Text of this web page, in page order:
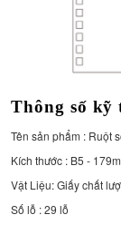
Thông số kỹ
Tên sản phẩm : Ruột
Kích thước : B5 -
Vật Liệu: Giấy chất
Số lỗ : 29 lỗ